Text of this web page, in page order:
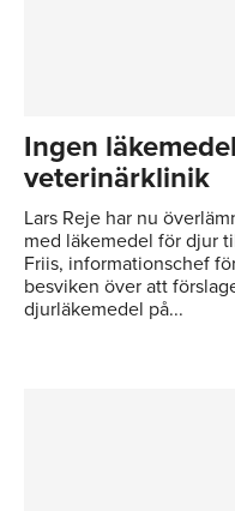
Ingen
veterinärklinik
Lars Reje har nu
med läkemedel för djur
Friis, informationschef
besviken över att
djurläkemedel på...